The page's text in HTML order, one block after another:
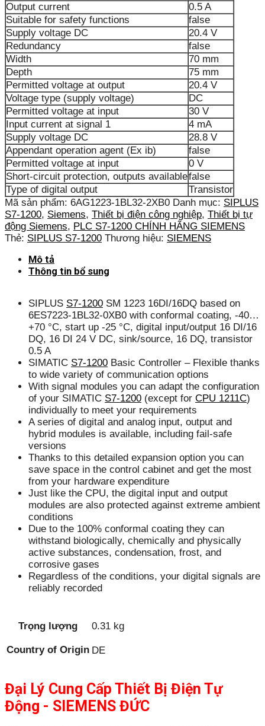
Output current
0.5 A
Suitable for safety functions
false
Supply voltage DC
20.4 V
Redundancy
false
Width
70 mm
Depth
75 mm
Permitted voltage at output
20.4 V
Voltage type (supply voltage)
DC
Permitted voltage at input
30 V
Input current at signal 1
4 mA
Supply voltage DC
28.8 V
Appendant operation agent (Ex ib)
false
Permitted voltage at input
0 V
Short-circuit protection, outputs availablefalse
Type of digital output
Transistor
Mã sản phẩm: 6AG1223-1BL32-2XB0 Danh mục: SIPLUS
S7-1200, Siemens, Thiết bị điện công nghiệp, Thiết bị tự
động Siemens, PLC S7-1200 CHÍNH HÃNG SIEMENS
Thẻ: SIPLUS S7-1200 Thương hiệu: SIEMENS
Mô tả
Thông tin bổ sung
SIPLUS S7-1200 SM 1223 16DI/16DQ based on
6ES7223-1BL32-0XB0 with conformal coating, -40…
+70 °C, start up -25 °C, digital input/output 16 DI/16
DQ, 16 DI 24 V DC, sink/source, 16 DQ, transistor
0.5 A
SIMATIC S7-1200 Basic Controller – Flexible thanks
to wide variety of communication options
With signal modules you can adapt the configuration
of your SIMATIC S7-1200 (except for CPU 1211C)
individually to meet your requirements
A series of digital and analog input, output and
hybrid modules is available, including fail-safe
versions
Thanks to this detailed expansion option you can
save space in the control cabinet and get the most
from your hardware expenditure
Just like the CPU, the digital input and output
modules are also protected against extreme ambient
conditions
Due to the 100% conformal coating they can
withstand biologically, chemically and physically
active substances, condensation, frost, and
corrosive gases
Regardless of the conditions, your digital signals are
reliably recorded
Trọng lượng 0.31 kg
Country of Origin DE
Đại Lý Cung Cấp Thiết Bị Điện Tự
Động - SIEMENS ĐỨC